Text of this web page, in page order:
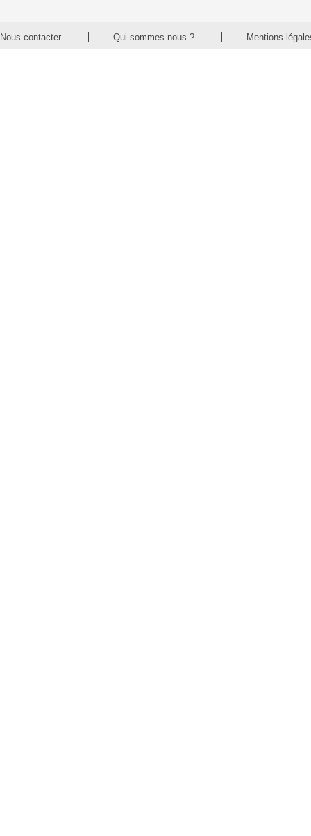
Nous contacter Qui sommes nous ? Mentions